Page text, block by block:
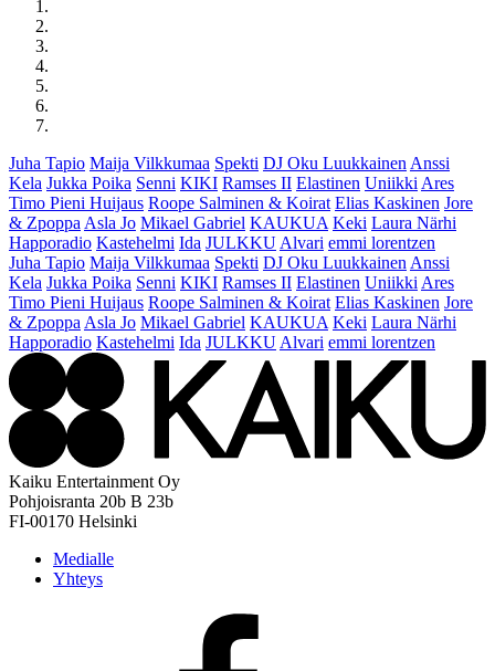
Juha Tapio Maija Vilkkumaa Spekti DJ Oku Luukkainen Anssi
Kela Jukka Poika Senni KIKI Ramses II Elastinen Uniikki Ares
Timo Pieni Huijaus Roope Salminen & Koirat Elias Kaskinen Jore
& Zpoppa Asla Jo Mikael Gabriel KAUKUA Keki Laura Närhi
Happoradio Kastehelmi Ida JULKKU Alvari emmi lorentzen
Juha Tapio Maija Vilkkumaa Spekti DJ Oku Luukkainen Anssi
Kela Jukka Poika Senni KIKI Ramses II Elastinen Uniikki Ares
Timo Pieni Huijaus Roope Salminen & Koirat Elias Kaskinen Jore
& Zpoppa Asla Jo Mikael Gabriel KAUKUA Keki Laura Närhi
Happoradio Kastehelmi Ida JULKKU Alvari emmi lorentzen
Kaiku Entertainment Oy
Pohjoisranta 20b B 23b
FI-00170 Helsinki
Medialle
Yhteys